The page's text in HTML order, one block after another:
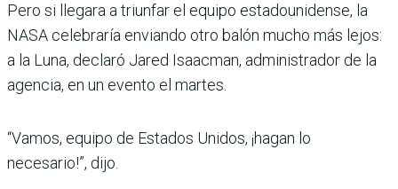
Pero si llegara a triunfar el equipo estadounidense, la
NASA celebraría enviando otro balón mucho más lejos:
a la Luna, declaró Jared Isaacman, administrador de la
agencia, en un evento el martes.
“Vamos, equipo de Estados Unidos, ¡hagan lo
necesario!”, dijo.